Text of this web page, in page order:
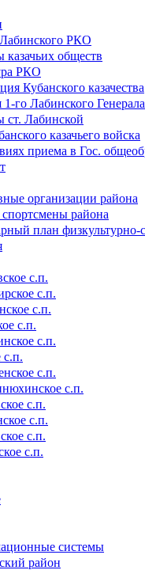
РКО
казачьих обществ
РКО
Кубанского казачества
го Лабинского
ст. Лабинской
казачьего войска
приема в Гос.
организации района
района
план
с.п.
с.п.
с.п.
с.п.
с.п.
с.п.
с.п.
с.п.
с.п.
с.п.
с.п.
с.п.
системы
район